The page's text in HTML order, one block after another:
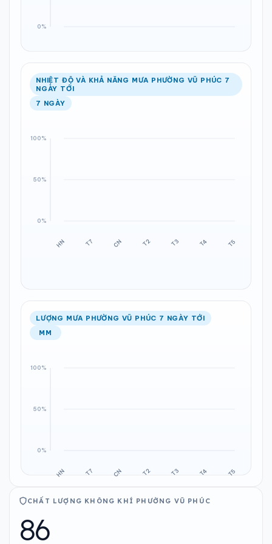
NHIỆT ĐỘ VÀ KHẢ NĂNG MƯA PHƯỜNG VŨ PHÚC 7
NGÀY TỚI
7 NGÀY
LƯỢNG MƯA PHƯỜNG VŨ PHÚC 7 NGÀY TỚI
MM
CHẤT LƯỢNG KHÔNG KHÍ PHƯỜNG VŨ PHÚC
86